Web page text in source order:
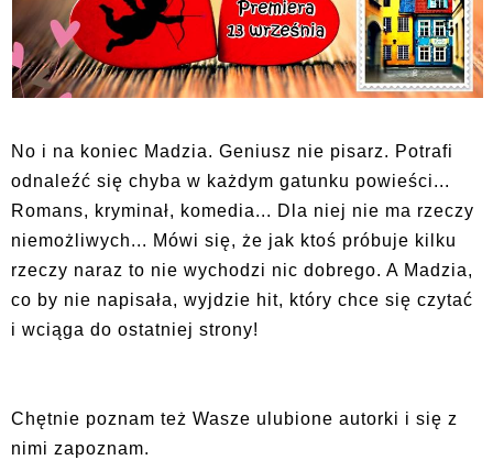
No i na koniec Madzia. Geniusz nie pisarz. Potrafi
odnaleźć się chyba w każdym gatunku powieści...
Romans, kryminał, komedia... Dla niej nie ma rzeczy
niemożliwych... Mówi się, że jak ktoś próbuje kilku
rzeczy naraz to nie wychodzi nic dobrego. A Madzia,
co by nie napisała, wyjdzie hit, który chce się czytać
i wciąga do ostatniej strony!
Chętnie poznam też Wasze ulubione autorki i się z
nimi zapoznam.